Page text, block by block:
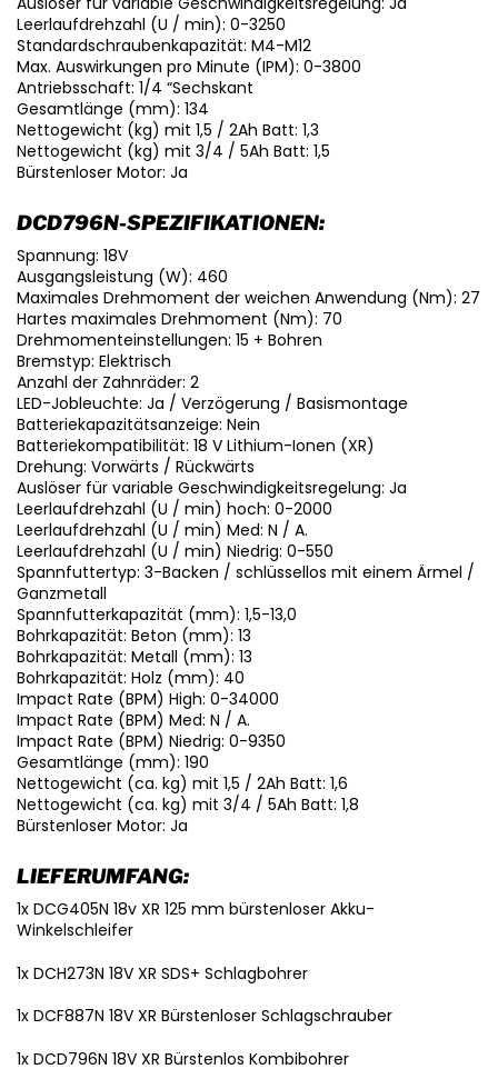
Leerlaufdrehzahl (U / min): 0-3250
Standardschraubenkapazität: M4-M12
Max. Auswirkungen pro Minute (IPM): 0-3800
Antriebsschaft: 1/4 “Sechskant
Gesamtlänge (mm): 134
Nettogewicht (kg) mit 1,5 / 2Ah Batt: 1,3
Nettogewicht (kg) mit 3/4 / 5Ah Batt: 1,5
Bürstenloser Motor: Ja
DCD796N-SPEZIFIKATIONEN:
Spannung: 18V
Ausgangsleistung (W): 460
Maximales Drehmoment der weichen Anwendung (Nm): 27
Hartes maximales Drehmoment (Nm): 70
Drehmomenteinstellungen: 15 + Bohren
Bremstyp: Elektrisch
Anzahl der Zahnräder: 2
LED-Jobleuchte: Ja / Verzögerung / Basismontage
Batteriekapazitätsanzeige: Nein
Batteriekompatibilität: 18 V Lithium-Ionen (XR)
Drehung: Vorwärts / Rückwärts
Auslöser für variable Geschwindigkeitsregelung: Ja
Leerlaufdrehzahl (U / min) hoch: 0-2000
Leerlaufdrehzahl (U / min) Med: N / A.
Leerlaufdrehzahl (U / min) Niedrig: 0-550
Spannfuttertyp: 3-Backen / schlüssellos mit einem Ärmel /
Ganzmetall
Spannfutterkapazität (mm): 1,5-13,0
Bohrkapazität: Beton (mm): 13
Bohrkapazität: Metall (mm): 13
Bohrkapazität: Holz (mm): 40
Impact Rate (BPM) High: 0-34000
Impact Rate (BPM) Med: N / A.
Impact Rate (BPM) Niedrig: 0-9350
Gesamtlänge (mm): 190
Nettogewicht (ca. kg) mit 1,5 / 2Ah Batt: 1,6
Nettogewicht (ca. kg) mit 3/4 / 5Ah Batt: 1,8
Bürstenloser Motor: Ja
LIEFERUMFANG:
1x DCG405N 18v XR 125 mm bürstenloser Akku-
Winkelschleifer
1x DCH273N 18V XR SDS+ Schlagbohrer
1x DCF887N 18V XR Bürstenloser Schlagschrauber
1x DCD796N 18V XR Bürstenlos Kombibohrer